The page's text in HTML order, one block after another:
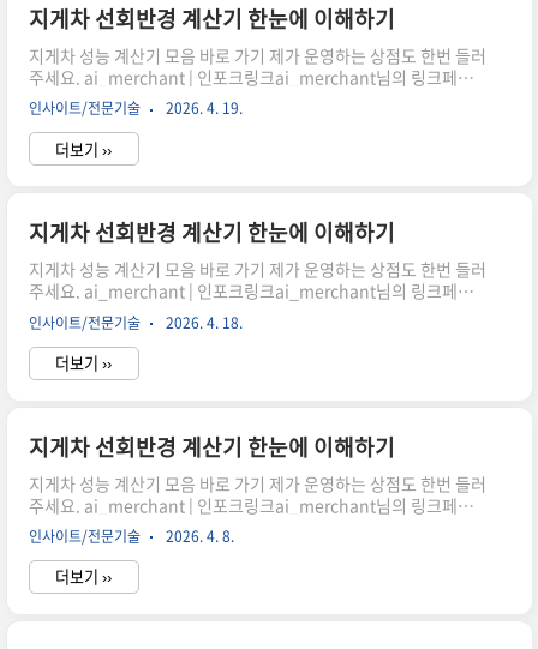
시어, 주문하시면 저에게 많은 도움이 됩니다. 감사합니다."이 포스
팅은 쿠팡 파트너스 활동의 일환으로, 이에 따른 일정액의 수수료를
제공받습니다." 지게차를 실제로 운..
지게차 선회반경 계산기 한눈에 이해하기
지게차 성능 계산기 모음 바로 가기 제가 운영하는 상점도 한번 들러
주세요. ai_merchant | 인포크링크ai_merchant님의 링크페이
지를 구경해보세요 👀link.inpock.co.kr 최소 회전 공간 어떻게 계
산할까?지게차 작업 시 가장 중요한 요소 중 하나는 바로 회전 공간
입니다. 좁은 창고나 물류 현장에서 효율적으로 움직이기 위해서는
정확한 선회반경 계산이 필수입니다. 이 글에서는 휠베이스와 조향
시어, 주문하시면 저에게 많은 도움이 됩니다. 감사합니다."이 포스
팅은 쿠팡 파트너스 활동의 일환으로, 이에 따른 일정액의 수수료를
제공받습니다." 지게차를 실제로 운..
인사이트/전문기술 2026. 4. 19.
더보기 ››
지게차 선회반경 계산기 한눈에 이해하기
지게차 성능 계산기 모음 바로 가기 제가 운영하는 상점도 한번 들러
주세요. ai_merchant | 인포크링크ai_merchant님의 링크페이
지를 구경해보세요 👀link.inpock.co.kr 최소 회전 공간 어떻게 계
산할까?지게차 작업 시 가장 중요한 요소 중 하나는 바로 회전 공간
입니다. 좁은 창고나 물류 현장에서 효율적으로 움직이기 위해서는
정확한 선회반경 계산이 필수입니다. 이 글에서는 휠베이스와 조향
시어, 주문하시면 저에게 많은 도움이 됩니다. 감사합니다."이 포스
팅은 쿠팡 파트너스 활동의 일환으로, 이에 따른 일정액의 수수료를
제공받습니다." 지게차를 실제로 운..
인사이트/전문기술 2026. 4. 18.
더보기 ››
지게차 선회반경 계산기 한눈에 이해하기
지게차 성능 계산기 모음 바로 가기 제가 운영하는 상점도 한번 들러
주세요. ai_merchant | 인포크링크ai_merchant님의 링크페이
지를 구경해보세요 👀link.inpock.co.kr 최소 회전 공간 어떻게 계
산할까?지게차 작업 시 가장 중요한 요소 중 하나는 바로 회전 공간
입니다. 좁은 창고나 물류 현장에서 효율적으로 움직이기 위해서는
정확한 선회반경 계산이 필수입니다. 이 글에서는 휠베이스와 조향
인사이트/전문기술 2026. 4. 8.
더보기 ››